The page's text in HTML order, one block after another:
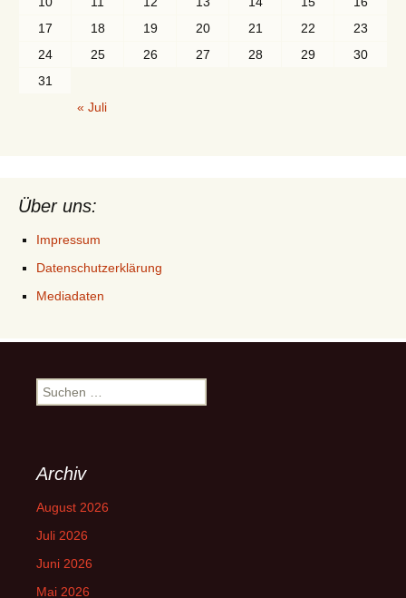
17
18 19 20 21 22
23
24
25 26 27 28 29
30
31
« Juli
Über uns:
Impressum
Datenschutzerklärung
Mediadaten
Suchen
nach:
Archiv
August 2026
Juli 2026
Juni 2026
Mai 2026